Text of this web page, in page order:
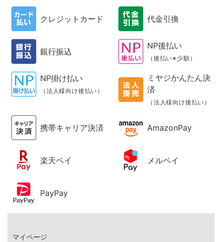
クレジットカード 代金引換
銀行振込
NP後払い
（後払い※少額）
NP掛け払い
（法人様向け後払い）
ミヤジかんたん決
済
（法人様向け後払い）
携帯キャリア決済 AmazonPay
楽天ペイ メルペイ
PayPay
マイページ